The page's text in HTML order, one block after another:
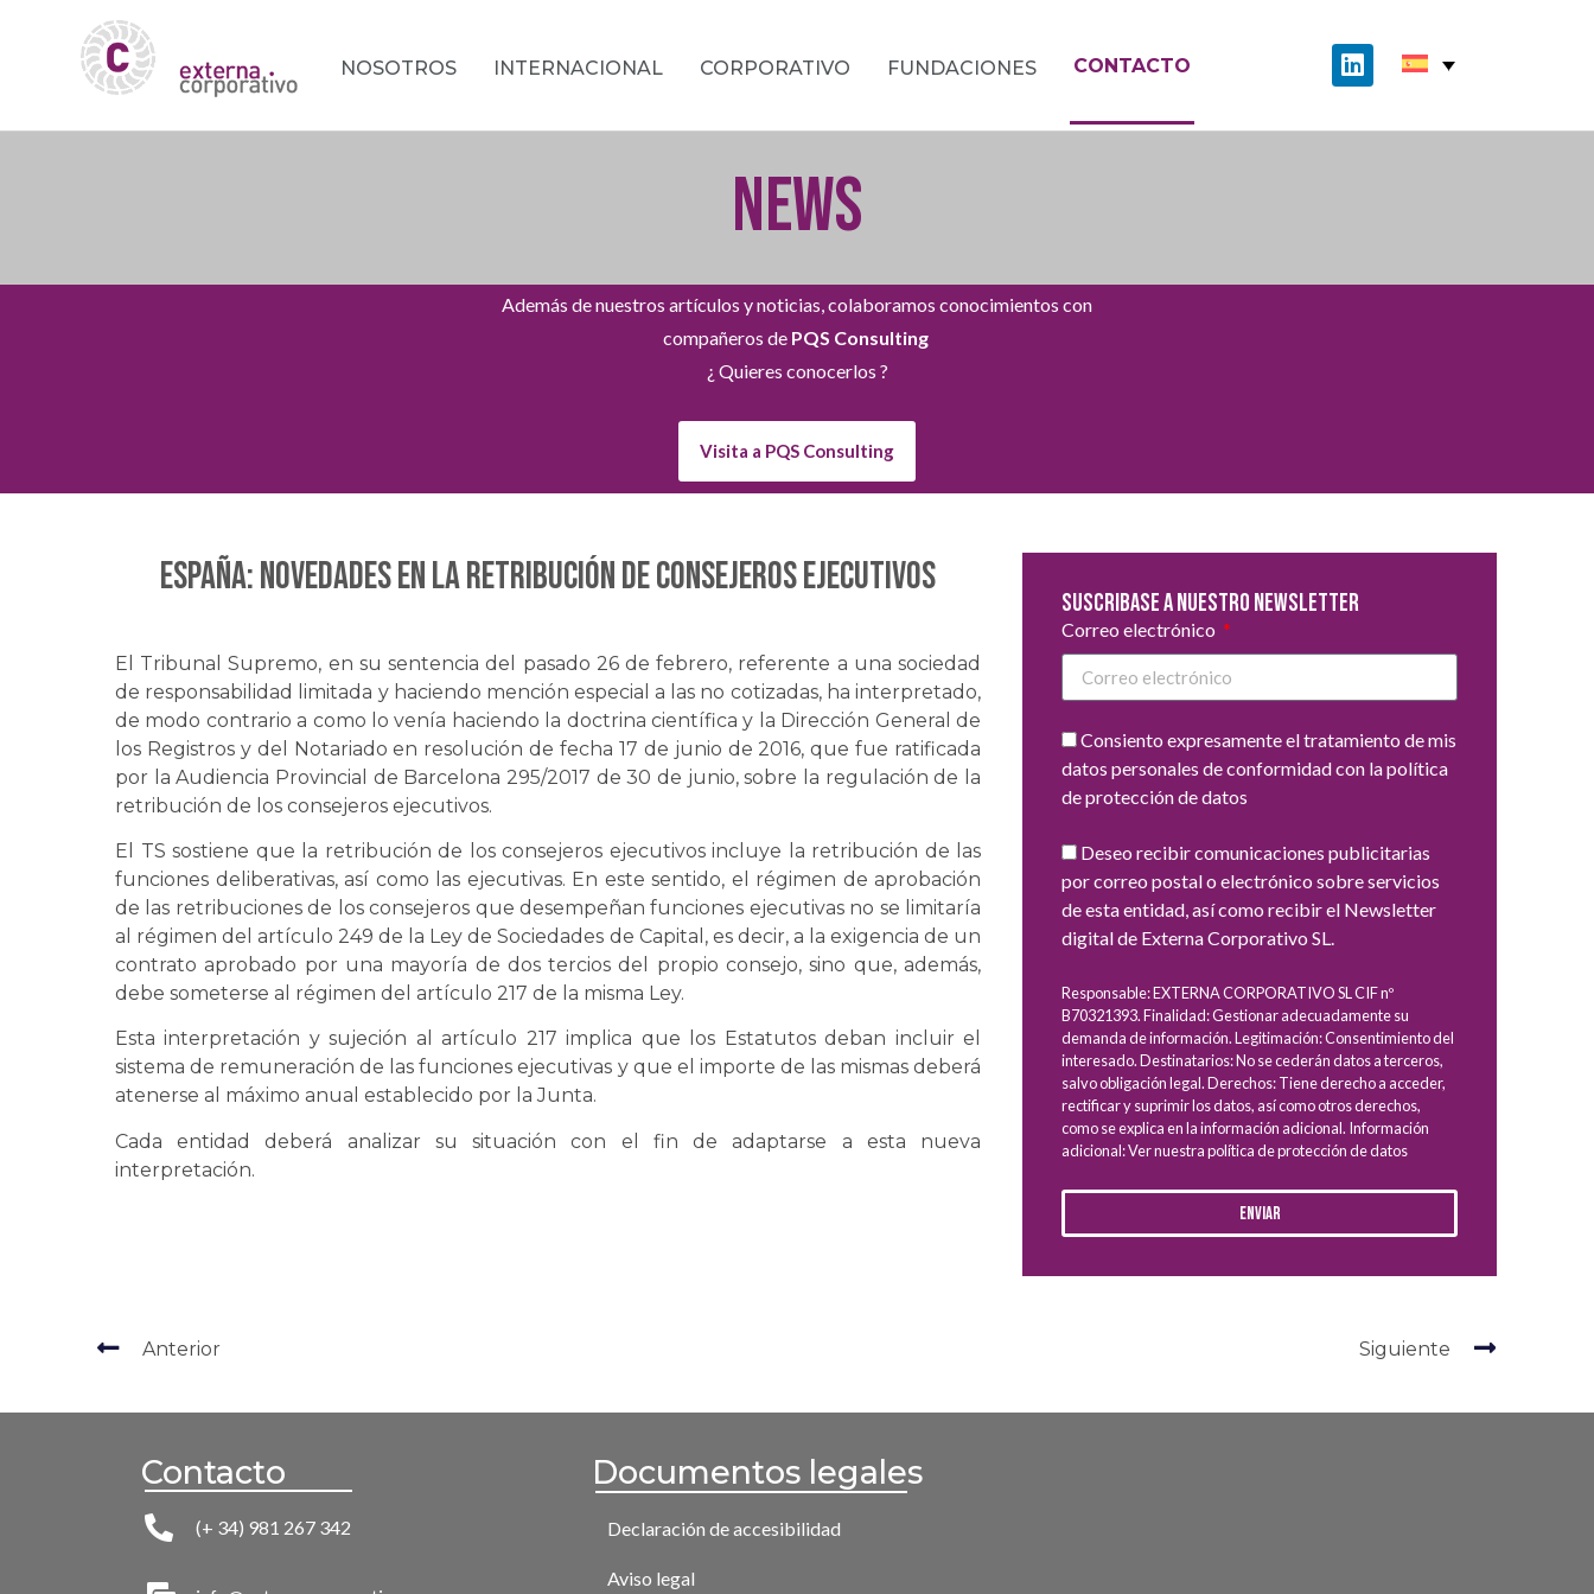
NOSOTROS INTERNACIONAL CORPORATIVO FUNDACIONES CONTACTO
NEWS
Además de nuestros artículos y noticias, colaboramos conocimientos con
compañeros de PQS Consulting
¿ Quieres conocerlos ?
Visita a PQS Consulting
ESPAÑA: Novedades en la retribución de consejeros ejecutivos
El Tribunal Supremo, en su sentencia del pasado 26 de febrero, referente a una sociedad
de responsabilidad limitada y haciendo mención especial a las no cotizadas, ha interpretado,
de modo contrario a como lo venía haciendo la doctrina científica y la Dirección General de
los Registros y del Notariado en resolución de fecha 17 de junio de 2016, que fue ratificada
por la Audiencia Provincial de Barcelona 295/2017 de 30 de junio, sobre la regulación de la
retribución de los consejeros ejecutivos.
El TS sostiene que la retribución de los consejeros ejecutivos incluye la retribución de las
funciones deliberativas, así como las ejecutivas. En este sentido, el régimen de aprobación
de las retribuciones de los consejeros que desempeñan funciones ejecutivas no se limitaría
al régimen del artículo 249 de la Ley de Sociedades de Capital, es decir, a la exigencia de un
contrato aprobado por una mayoría de dos tercios del propio consejo, sino que, además,
debe someterse al régimen del artículo 217 de la misma Ley.
Esta interpretación y sujeción al artículo 217 implica que los Estatutos deban incluir el
sistema de remuneración de las funciones ejecutivas y que el importe de las mismas deberá
atenerse al máximo anual establecido por la Junta.
Cada entidad deberá analizar su situación con el fin de adaptarse a esta nueva
interpretación.
Suscribase a nuestro newsletter
Correo electrónico
Consiento expresamente el tratamiento de mis
datos personales de conformidad con la política
de protección de datos
Deseo recibir comunicaciones publicitarias
por correo postal o electrónico sobre servicios
de esta entidad, así como recibir el Newsletter
digital de Externa Corporativo SL.
Responsable: EXTERNA CORPORATIVO SL CIF nº
B70321393. Finalidad: Gestionar adecuadamente su
demanda de información. Legitimación: Consentimiento del
interesado. Destinatarios: No se cederán datos a terceros,
salvo obligación legal. Derechos: Tiene derecho a acceder,
rectificar y suprimir los datos, así como otros derechos,
como se explica en la información adicional. Información
adicional: Ver nuestra política de protección de datos
Enviar
Anterior Siguiente
Contacto
(+ 34) 981 267 342
Documentos legales
Declaración de accesibilidad
Aviso legal